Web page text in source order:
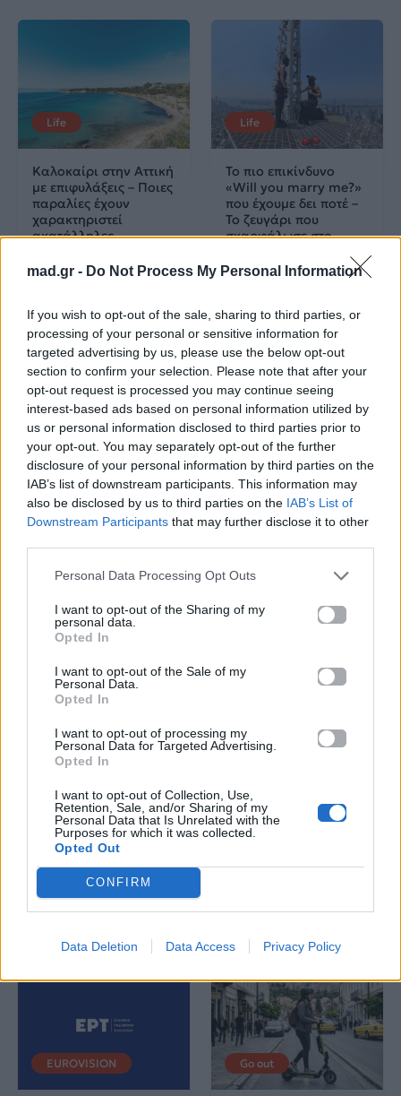
mad.gr - Do Not Process My Personal Information
If you wish to opt-out of the sale, sharing to third parties, or
processing of your personal or sensitive information for
targeted advertising by us, please use the below opt-out
section to confirm your selection. Please note that after your
opt-out request is processed you may continue seeing
interest-based ads based on personal information utilized by
us or personal information disclosed to third parties prior to
your opt-out. You may separately opt-out of the further
disclosure of your personal information by third parties on the
IAB’s list of downstream participants. This information may
also be disclosed by us to third parties on the IAB’s List of
Downstream Participants that may further disclose it to other
Personal Data Processing Opt Outs
I want to opt-out of the Sharing of my
personal data.
Opted In
I want to opt-out of the Sale of my
Personal Data.
Opted In
I want to opt-out of processing my
Personal Data for Targeted Advertising.
Opted In
I want to opt-out of Collection, Use,
Retention, Sale, and/or Sharing of my
Personal Data that Is Unrelated with the
Purposes for which it was collected.
Opted Out
CONFIRM
Data Deletion Data Access Privacy Policy
Life
Καλοκαίρι στην Αττική
με επιφυλάξεις – Ποιες
παραλίες έχουν
χαρακτηριστεί
ακατάλληλες
Life
Το πιο επικίνδυνο
«Will you marry me?»
που έχουμε δει ποτέ –
Το ζευγάρι που
σκαρφάλωσε στο
News
Πανελλαδικές 2026:
Στην κορυφή των
βαθμολογιών η
μόρια
26.06.2026
Corporate News
Μία κάρτα για όλες τις
προνοιακές παροχές!
26.06.2026
Life
Πού να μην
κολυμπήσεις στην
Αττική: Οι 29
ακατάλληλες παραλίες
25.06.2026
AKTOR: Δίπλα στους
νέους επιστήμονες με
το πρόγραμμα
04.06.2026
EUROVISION Go out